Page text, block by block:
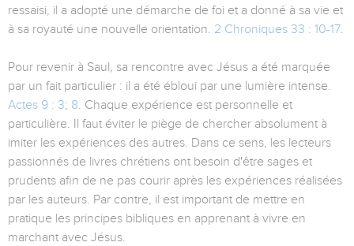
ressaisi, il a adopté une démarche de foi et a donné à sa vie et
à sa royauté une nouvelle orientation. 2 Chroniques 33 : 10-17.
Pour revenir à Saul, sa rencontre avec Jésus a été marquée
par un fait particulier : il a été ébloui par une lumière intense.
Actes 9 : 3; 8. Chaque expérience est personnelle et
particulière. Il faut éviter le piège de chercher absolument à
imiter les expériences des autres. Dans ce sens, les lecteurs
passionnés de livres chrétiens ont besoin d'être sages et
prudents afin de ne pas courir après les expériences réalisées
par les auteurs. Par contre, il est important de mettre en
pratique les principes bibliques en apprenant à vivre en
marchant avec Jésus.